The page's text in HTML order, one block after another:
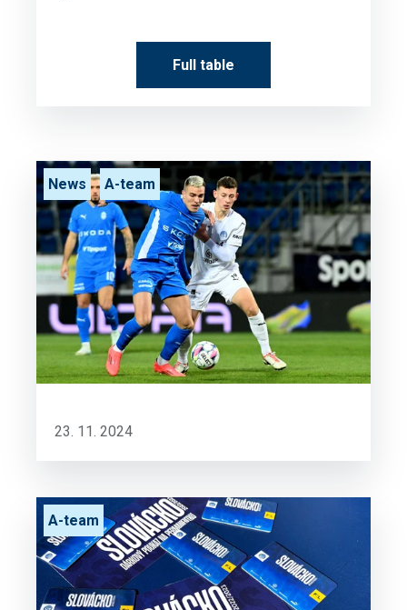
Full table
News A-team
23. 11. 2024
A-team